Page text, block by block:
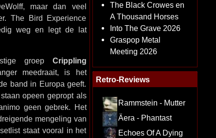
maar dan veel
The Bird Experience
weg en legt de lat
groep Crippling
meedraait, is het
band in Europa geeft.
opeen gepropt als
geen gebrek. Het
mengeling van
staat vooral in het
The Black Crowes en
A Thousand Horses
Into The Grave 2026
Graspop Metal
Meeting 2026
Retro-Reviews
Rammstein - Mutter
Äera - Phantast
Echoes Of A Dying